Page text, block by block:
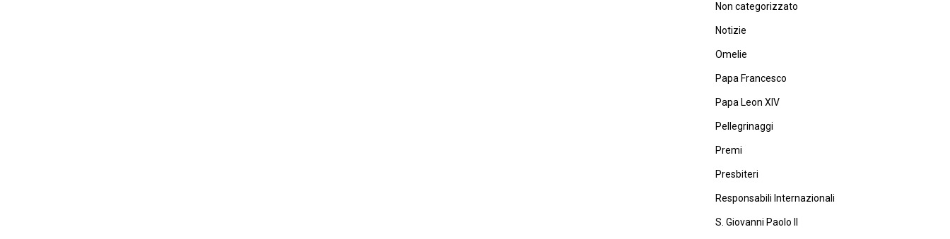
Non categorizzato
Notizie
Omelie
Papa Francesco
Papa Leon XIV
Pellegrinaggi
Premi
Presbiteri
Responsabili Internazionali
S. Giovanni Paolo II